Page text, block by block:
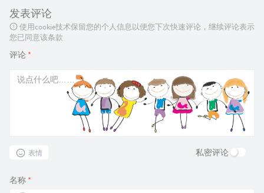
发表评论
使用cookie技术保留您的个人信息以便您下次快速评论，继续评论表示
您已同意该条款
评论 *
表情 私密评论
名称 *